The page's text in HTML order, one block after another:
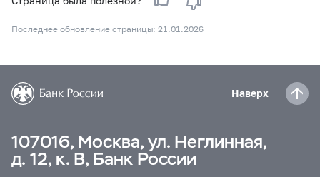
Последнее обновление страницы: 21.01.2026
Наверх
107016, Москва, ул. Неглинная,
д. 12, к. В, Банк России